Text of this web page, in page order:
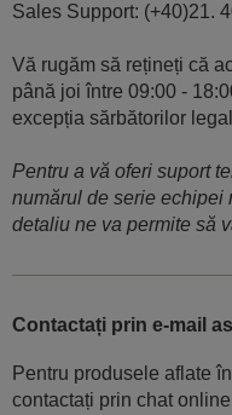
Sales Support: (+40)21.
Vă rugăm să rețineți că
până joi între 09:00 -
excepția sărbătorilor
Pentru a vă oferi suport
numărul de serie echipei
detaliu ne va permite să
Contactați prin e-mail
Pentru produsele aflate
contactați prin chat